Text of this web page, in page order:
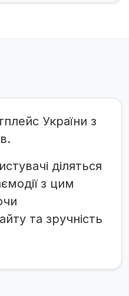
України з
діляться
з цим
та зручність